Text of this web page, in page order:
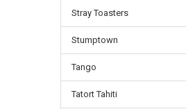
Stray Toasters
Stumptown
Tango
Tatort Tahiti